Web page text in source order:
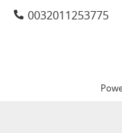
0032011253775